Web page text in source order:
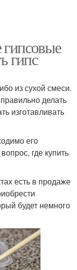
гипс
из сухой смеси.
делать
изготавливать
его
где купить
есть в продаже
будет немного